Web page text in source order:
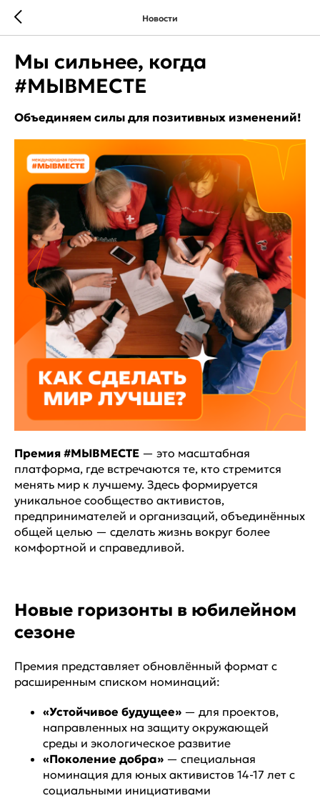
Новости
Мы сильнее, когда
#МЫВМЕСТЕ
Объединяем силы для позитивных изменений!
Премия #МЫВМЕСТЕ — это масштабная
платформа, где встречаются те, кто стремится
менять мир к лучшему. Здесь формируется
уникальное сообщество активистов,
предпринимателей и организаций, объединённых
общей целью — сделать жизнь вокруг более
комфортной и справедливой.
Новые горизонты в юбилейном
сезоне
Премия представляет обновлённый формат с
расширенным списком номинаций:
«Устойчивое будущее» — для проектов,
направленных на защиту окружающей
среды и экологическое развитие
«Поколение добра» — специальная
номинация для юных активистов 14-17 лет с
социальными инициативами